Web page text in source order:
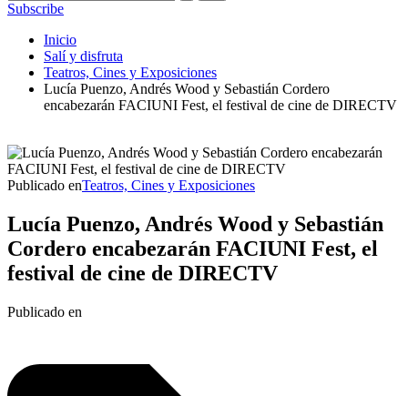
Subscribe
Inicio
Salí y disfruta
Teatros, Cines y Exposiciones
Lucía Puenzo, Andrés Wood y Sebastián Cordero
encabezarán FACIUNI Fest, el festival de cine de DIRECTV
Publicado enTeatros, Cines y Exposiciones
Lucía Puenzo, Andrés Wood y Sebastián
Cordero encabezarán FACIUNI Fest, el
festival de cine de DIRECTV
Publicado en